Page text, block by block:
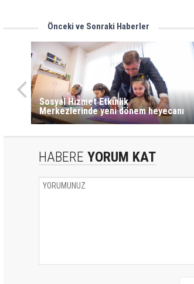
Önceki ve Sonraki Haberler
Sosyal Hizmet Etkinlik
Merkezlerinde yeni dönem heyecanı
HABERE YORUM KAT